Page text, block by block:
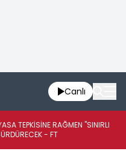
Canlı
TEPKİSİNE RAĞMEN "SINIRLI
- FT